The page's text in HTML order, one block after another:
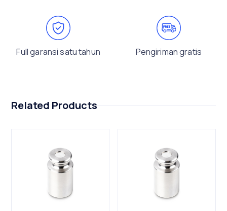
Full garansi satu tahun Pengiriman gratis
Related Products